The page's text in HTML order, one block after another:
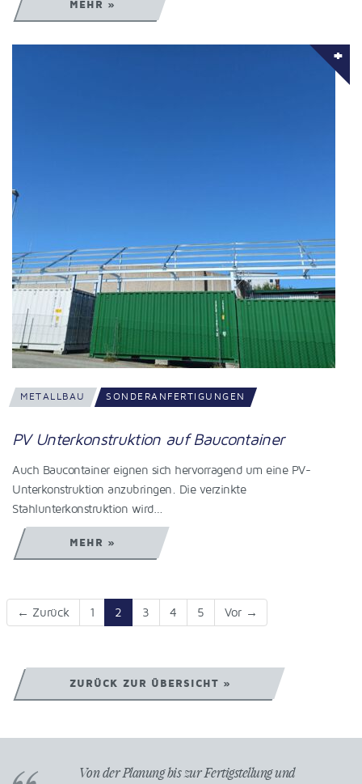
MEHR »
METALLBAU SONDERANFERTIGUNGEN
PV Unterkonstruktion auf Baucontainer
Auch Baucontainer eignen sich hervorragend um eine PV-
Unterkonstruktion anzubringen. Die verzinkte
Stahlunterkonstruktion wird…
MEHR »
← Zurück 1 2 (aktuell)
3 4 5 Vor →
ZURÜCK ZUR ÜBERSICHT »
Hohe
Von der Planung bis zur Fertigstellung und